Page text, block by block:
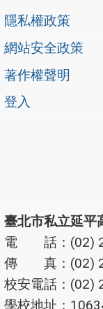
隱私權政策
網站安全政策
著作權聲明
登入
臺北市私立延平
電 話：(02)
傳 真：(02)
校安電話：(02)
學校地址：